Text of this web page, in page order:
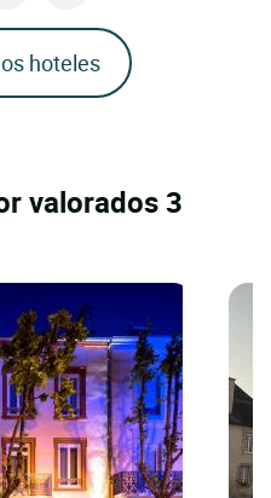
hoteles
valorados 3